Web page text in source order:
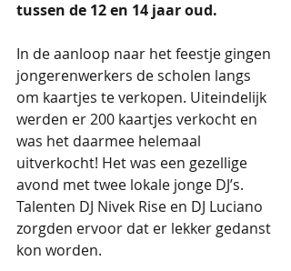
tussen de 12 en 14 jaar oud.
In de aanloop naar het feestje gingen
jongerenwerkers de scholen langs
om kaartjes te verkopen. Uiteindelijk
werden er 200 kaartjes verkocht en
was het daarmee helemaal
uitverkocht! Het was een gezellige
avond met twee lokale jonge DJ’s.
Talenten DJ Nivek Rise en DJ Luciano
zorgden ervoor dat er lekker gedanst
kon worden.